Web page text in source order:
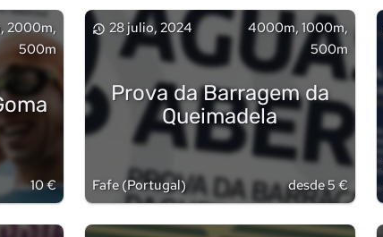
2000m,
500m
10 €
28 julio, 2024
4000m, 1000m,
500m
Prova da Barragem da
Queimadela
Fafe(Portugal) desde 5 €